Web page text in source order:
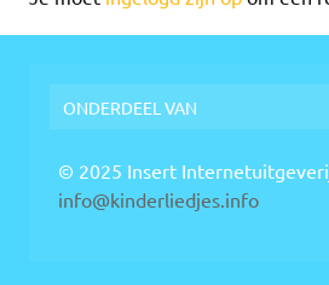
ONDERDEEL VAN
© 2025 Insert
info@kinderliedjes.info